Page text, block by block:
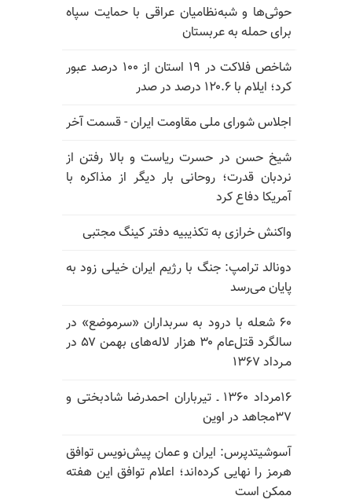
حوثی‌ها و شبه‌نظامیان عراقی با حمایت سپاه
برای حمله به عربستان
شاخص فلاکت در ۱۹ استان از ۱۰۰ درصد عبور
کرد؛ ایلام با ۱۲۰.۶ درصد در صدر
اجلاس شورای ملی مقاومت ایران - قسمت آخر
شیخ حسن در حسرت ریاست و بالا رفتن از
نردبان قدرت؛ روحانی بار دیگر از مذاکره با
آمریکا دفاع کرد
واکنش خرازی به تکذیبیه دفتر کینگ مجتبی
دونالد ترامپ: جنگ با رژیم ایران خیلی زود به
پایان می‌رسد
۶۰ شعله با درود به سربداران «سرموضع» در
سالگرد قتل‌عام ۳۰ هزار لاله‌های بهمن ۵۷ در
مـرداد ۱۳۶۷
۱۶مرداد ۱۳۶۰ ـ تیرباران احمدرضا شادبختی و
۳۷مجاهد در اوین
آسوشیتدپرس: ایران و عمان پیش‌نویس توافق
هرمز را نهایی کرده‌اند؛ اعلام توافق این هفته
ممکن است